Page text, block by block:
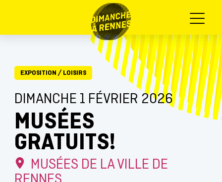
Menu
EXPOSITION / LOISIRS
DIMANCHE 1 FÉVRIER 2026
MUSÉES
GRATUITS!
MUSÉES DE LA VILLE DE